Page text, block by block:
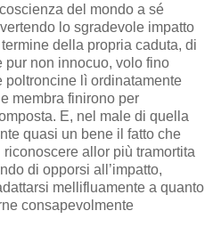
del mondo a sé
lo sgradevole impatto
della propria caduta, di
pur non innocuo, volo fino
poltroncine lì ordinatamente
membra finirono per
E, nel male di quella
quasi un bene il fatto che
allor più tramortita
di opporsi all’impatto,
mellifluamente a quanto
consapevolmente